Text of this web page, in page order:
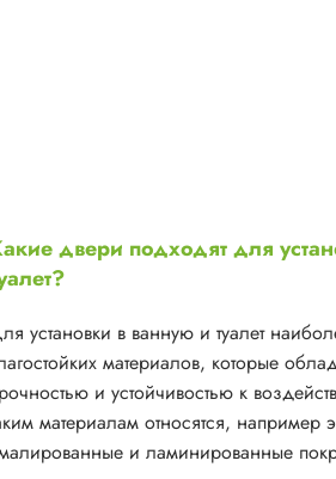
двери подходят для
установки в ванную и туалет
материалов, которые
и устойчивостью к
материалам относятся,
и ламинированные